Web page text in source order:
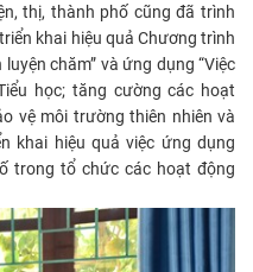
thị, thành phố cũng đã trình
khai hiệu quả Chương trình
chăm” và ứng dụng “Việc
học; tăng cường các hoạt
vệ môi trường thiên nhiên và
khai hiệu quả việc ứng dụng
trong tổ chức các hoạt động